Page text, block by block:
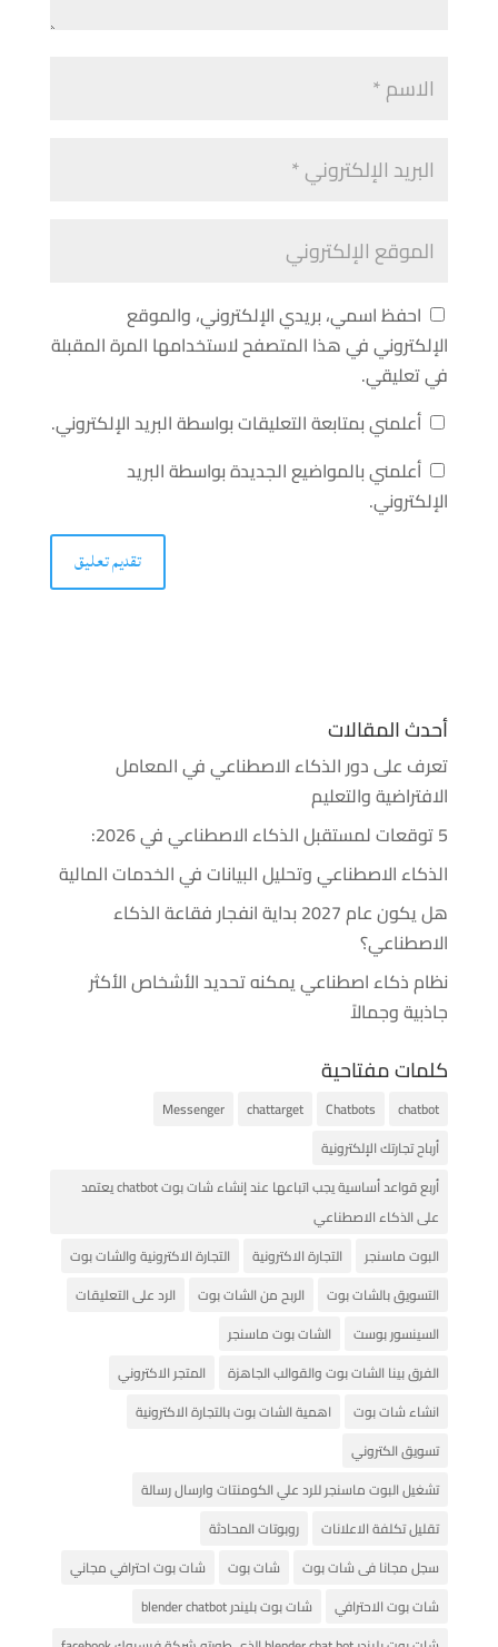
احفظ اسمي، بريدي الإلكتروني، والموقع
الإلكتروني في هذا المتصفح لاستخدامها المرة المقبلة
في تعليقي.
أعلمني بمتابعة التعليقات بواسطة البريد الإلكتروني.
أعلمني بالمواضيع الجديدة بواسطة البريد
الإلكتروني.
أحدث المقالات
تعرف على دور الذكاء الاصطناعي في المعامل
الافتراضية والتعليم
5 توقعات لمستقبل الذكاء الاصطناعي في 2026:
الذكاء الاصطناعي وتحليل البيانات في الخدمات المالية
هل يكون عام 2027 بداية انفجار فقاعة الذكاء
الاصطناعي؟
نظام ذكاء اصطناعي يمكنه تحديد الأشخاص الأكثر
جاذبية وجمالاً
كلمات مفتاحية
chatbot
Chatbots
chattarget
Messenger
أرباح تجارتك الإلكترونية
أربع قواعد أساسية يجب اتباعها عند إنشاء شات بوت chatbot يعتمد
على الذكاء الاصطناعي
البوت ماسنجر
التجارة الاكترونية
التجارة الاكترونية والشات بوت
التسويق بالشات بوت
الربح من الشات بوت
الرد على التعليقات
السينسور بوست
الشات بوت ماسنجر
الفرق بينا الشات بوت والقوالب الجاهزة
المتجر الاكتروني
انشاء شات بوت
اهمية الشات بوت بالتجارة الاكترونية
تسويق الكتروني
تشغيل البوت ماسنجر للرد علي الكومنتات وارسال رسالة
تقليل تكلفة الاعلانات
روبوتات المحادثة
سجل مجانا فى شات بوت
شات بوت
شات بوت احترافي مجاني
شات بوت الاحترافي
شات بوت بليندر blender chatbot